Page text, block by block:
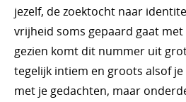
jezelf, de zoektocht naar
vrijheid soms gepaard gaat met
gezien komt dit nummer uit
tegelijk intiem en groots alsof
met je gedachten, maar